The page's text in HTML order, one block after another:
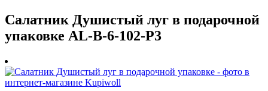
Салатник Душистый луг в подарочной
упаковке AL-B-6-102-P3